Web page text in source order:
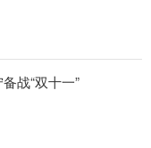
战“双十一”